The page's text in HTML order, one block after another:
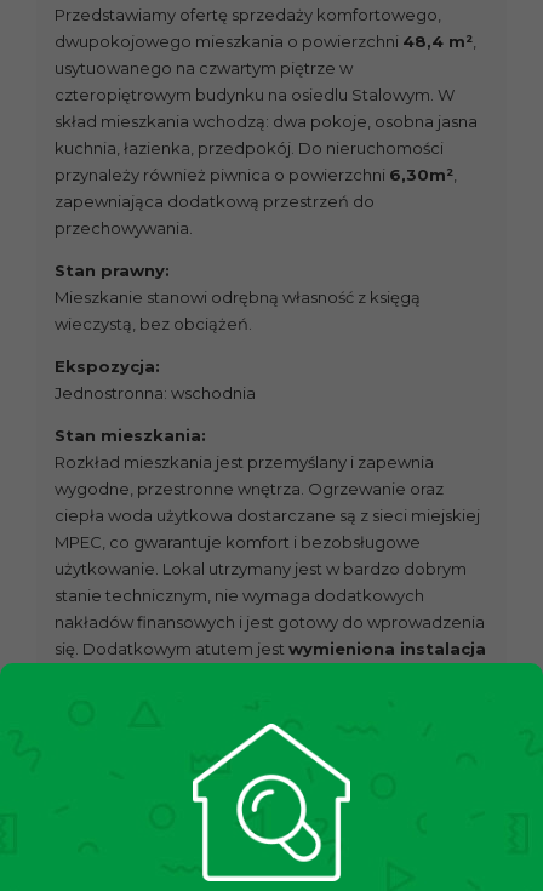
Przedstawiamy ofertę sprzedaży komfortowego,
dwupokojowego mieszkania o powierzchni 48,4 m²
usytuowanego na czwartym piętrze w
czteropiętrowym budynku na osiedlu Stalowym. W
skład mieszkania wchodzą: dwa pokoje, osobna jasna
kuchnia, łazienka, przedpokój. Do nieruchomości
przynależy również piwnica o powierzchni 6,30m²
zapewniająca dodatkową przestrzeń do
przechowywania.
Stan prawny:
Mieszkanie stanowi odrębną własność z księgą
wieczystą, bez obciążeń.
Ekspozycja:
Jednostronna: wschodnia
Stan mieszkania:
Rozkład mieszkania jest przemyślany i zapewnia
wygodne, przestronne wnętrza. Ogrzewanie oraz
ciepła woda użytkowa dostarczane są z sieci miejskiej
MPEC, co gwarantuje komfort i bezobsługowe
użytkowanie. Lokal utrzymany jest w bardzo dobrym
stanie technicznym, nie wymaga dodatkowych
nakładów finansowych i jest gotowy do wprowadzenia
się. Dodatkowym atutem jest wymieniona instalacja
Budynek z lat 50. XX wieku, wybudowany metodą
tradycyjną – cegła.
Mieszkanie położone jest w świetnie